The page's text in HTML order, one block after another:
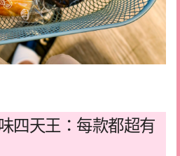
四天王：每款都超有